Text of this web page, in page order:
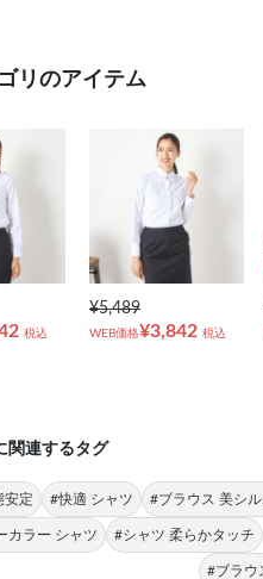
リのアイテム
税込
¥5,489
WEB価格¥3,842 税込
関連するタグ
安定 #快適 シャツ #ブラウス 美シル
カラー シャツ #シャツ 柔らかタッチ
#ブラウ